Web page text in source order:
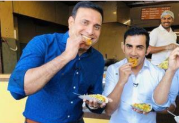
प्रदूषण के मामले पर
इंदौर में पोहा-जलेबी
गंभीर
लेखन प्रमोद कुमार Nov 15, 2019 05:22 pm
क्या है खबर?